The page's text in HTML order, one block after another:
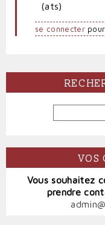
(ats)
se connecterpour
VOS
Vous souhaitez
prendre